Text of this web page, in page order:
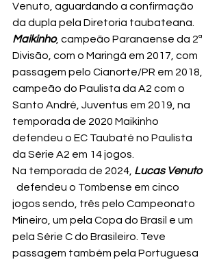
Venuto, aguardando a confirmação
da dupla pela Diretoria taubateana.
Maikinho, campeão Paranaense da 2ª
Divisão, com o Maringá em 2017, com
passagem pelo Cianorte/PR em 2018,
campeão do Paulista da A2 com o
Santo André, Juventus em 2019, na
temporada de 2020 Maikinho
defendeu o EC Taubaté no Paulista
da Série A2 em 14 jogos.
Na temporada de 2024, Lucas Venuto
defendeu o Tombense em cinco
jogos sendo, três pelo Campeonato
Mineiro, um pela Copa do Brasil e um
pela Série C do Brasileiro. Teve
passagem também pela Portuguesa